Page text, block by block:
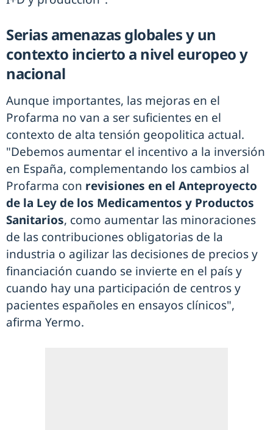
Serias amenazas globales y un
contexto incierto a nivel europeo y
nacional
Aunque importantes, las mejoras en el
Profarma no van a ser suficientes en el
contexto de alta tensión geopolitica actual.
"Debemos aumentar el incentivo a la inversión
en España, complementando los cambios al
Profarma con revisiones en el Anteproyecto
de la Ley de los Medicamentos y Productos
Sanitarios, como aumentar las minoraciones
de las contribuciones obligatorias de la
industria o agilizar las decisiones de precios y
financiación cuando se invierte en el país y
cuando hay una participación de centros y
pacientes españoles en ensayos clínicos",
afirma Yermo.